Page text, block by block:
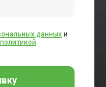
данных и
политикой